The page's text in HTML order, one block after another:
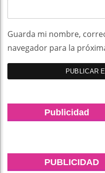
Guarda mi nombre,
navegador para la
Publicidad
PUBLICIDAD